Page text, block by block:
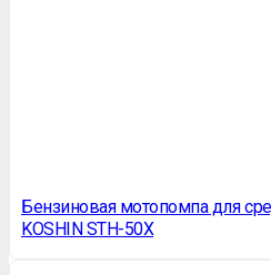
Бензиновая мотопомпа для
KOSHIN STH-50X